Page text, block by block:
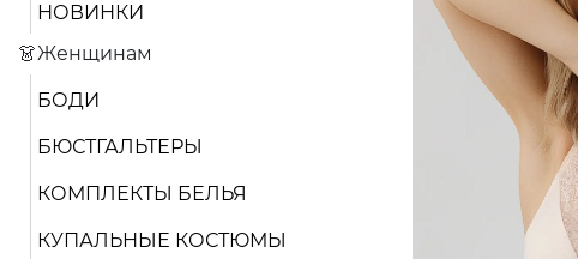
НОВИНКИ
👗Женщинам
БОДИ
БЮСТГАЛЬТЕРЫ
КОМПЛЕКТЫ БЕЛЬЯ
КУПАЛЬНЫЕ КОСТЮМЫ